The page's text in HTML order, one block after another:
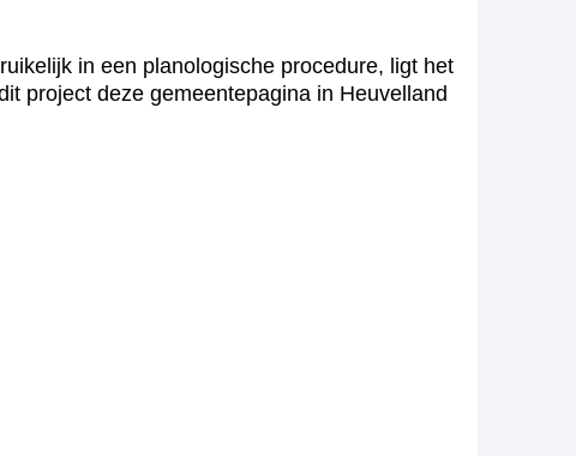
in een planologische procedure, ligt het
project deze gemeentepagina in Heuvelland